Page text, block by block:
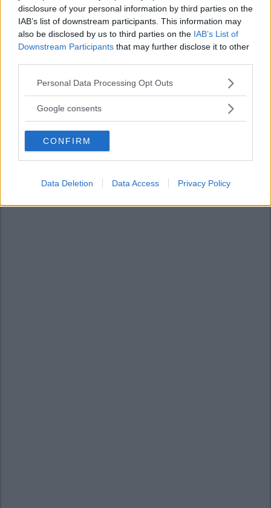
disclosure of your personal information by third parties on the
IAB’s list of downstream participants. This information may
also be disclosed by us to third parties on the IAB’s List of
Downstream Participants that may further disclose it to other
Please note that this website/app uses one or more Google
not limited to your visit or usage behaviour. You may click to
use your data for below specified purposes in below Google
consent section.
Personal Data Processing Opt Outs
Google consents
CONFIRM
Data Deletion Data Access Privacy Policy